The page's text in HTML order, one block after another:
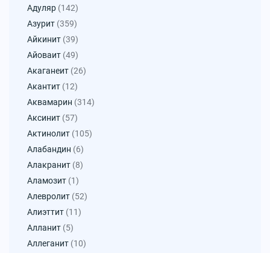
Адуляр (142)
Азурит (359)
Айкинит (39)
Айоваит (49)
Акаганеит (26)
Акантит (12)
Аквамарин (314)
Аксинит (57)
Актинолит (105)
Алабандин (6)
Алакранит (8)
Аламозит (1)
Алевролит (52)
Алиэттит (11)
Алланит (5)
Аллеганит (10)